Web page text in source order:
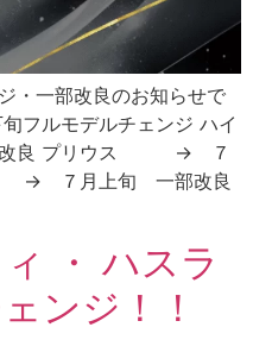
・一部改良のお知らせで
ルモデルチェンジ ハイ
良 プリウス → ７
７月上旬 一部改良
・ ハスラ
ンジ！！